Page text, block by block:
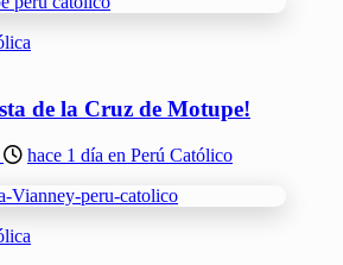
de la Cruz de Motupe!
hace 1 día en Perú Católico